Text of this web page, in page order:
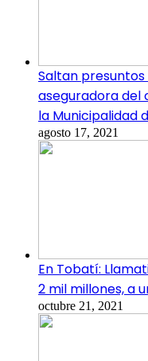
Saltan
aseguradora del
la Municipalidad
agosto 17, 2021
En Tobatí:
2 mil millones, a
octubre 21, 2021